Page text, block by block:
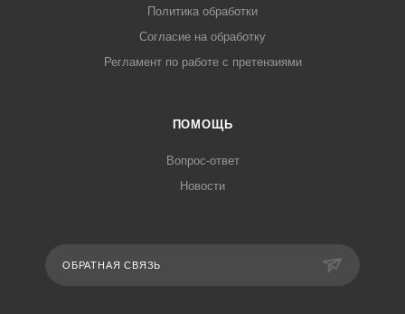
Политика обработки
Согласие на обработку
Регламент по работе с претензиями
ПОМОЩЬ
Вопрос-ответ
Новости
ОБРАТНАЯ СВЯЗЬ